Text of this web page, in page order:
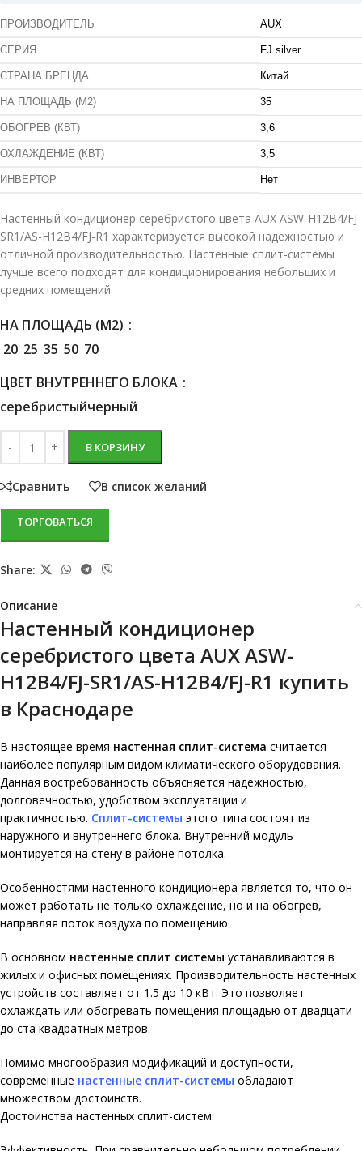
ПРОИЗВОДИТЕЛЬ AUX
СЕРИЯ FJ silver
СТРАНА БРЕНДА Китай
НА ПЛОЩАДЬ (М2) 35
ОБОГРЕВ (КВТ) 3,6
ОХЛАЖДЕНИЕ (КВТ) 3,5
ИНВЕРТОР Нет
Настенный кондиционер серебристого цвета AUX ASW-H12B4/FJ-
SR1/AS-H12B4/FJ-R1 характеризуется высокой надежностью и
отличной производительностью. Настенные сплит-системы
лучше всего подходят для кондиционирования небольших и
средних помещений.
НА ПЛОЩАДЬ (М2)
20 25 35 50 70
ЦВЕТ ВНУТРЕННЕГО БЛОКА
серебристыйчерный
В КОРЗИНУ
Сравнить В список желаний
ТОРГОВАТЬСЯ
Share:
Описание
Настенный кондиционер
серебристого цвета AUX ASW-
H12B4/FJ-SR1/AS-H12B4/FJ-R1 купить
в Краснодаре
В настоящее время настенная сплит-система считается
наиболее популярным видом климатического оборудования.
Данная востребованность объясняется надежностью,
долговечностью, удобством эксплуатации и
практичностью. Сплит-системы этого типа состоят из
наружного и внутреннего блока. Внутренний модуль
монтируется на стену в районе потолка.
Особенностями настенного кондиционера является то, что он
может работать не только охлаждение, но и на обогрев,
направляя поток воздуха по помещению.
В основном настенные сплит системы устанавливаются в
жилых и офисных помещениях. Производительность настенных
устройств составляет от 1.5 до 10 кВт. Это позволяет
охлаждать или обогревать помещения площадью от двадцати
до ста квадратных метров.
Помимо многообразия модификаций и доступности,
современные настенные сплит-системы обладают
множеством достоинств.
Достоинства настенных сплит-систем: